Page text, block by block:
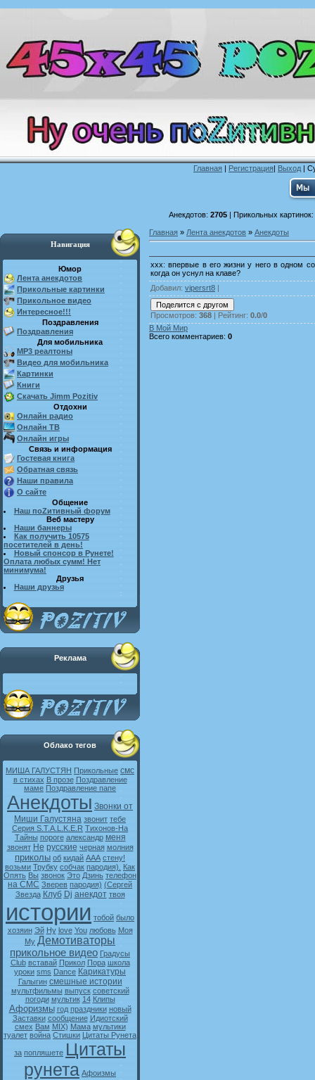
Главная | Регистрация| Выход |
Анекдотов: 2705| Прикольных картинок:
Навигация
Юмор
Лента анекдотов
Прикольные картинки
Прикольное видео
Интересное!!!
Поздравления
Поздравления
Для мобильника
MP3 реалтоны
Видео для мобильника
Картинки
Книги
Скачать Jimm Pozitiv
Отдохни
Онлайн радио
Онлайн ТВ
Онлайн игры
Связь и информация
Гостевая книга
Обратная связь
Наши правила
О сайте
Общение
Наш поZитивный форум
Веб мастеру
Наши баннеры
Как получить 10575
посетителей в день!
Новый спонсор в Рунете!
Оплата любых сумм! Нет
минимума!
Друзья
Наши друзья
Реклама
Облако тегов
МИША ГАЛУСТЯН Прикольные смс
в стихах В прозе Поздравление
маме Поздравление папе
Анекдоты Звонки от
Миши Галустяна звонит тебе
Серия S.T.A.L.K.E.R Тихонов-На
Тайны пороге александр меня
звонят Не русские черная молния
приколы об кидай ААА стену!
возьми Трубку собчак пародия). Как
Опять Вы звонок Это Дзинь телефон
на СМС Зверев пародия) (Сергей
Звезда Клуб Dj анекдот твоя
истории тобой было
хозяин Эй Ну love You любовь Моя
My Демотиваторы
прикольное видео Градусы
Club вставай Прикол Пора школа
уроки sms Dance Карикатуры
Галыгин смешные истории
мультфильмы выпуск советский
погоди мультик 14 Клипы
Афоризмы год праздники новый
Заставки сообщение Идиотский
смех Вам MIX) Мама мультики
туалет война Стишки Цитаты Рунета
за попляшете Цитаты
рунета Афоизмы
Главная » Лента анекдотов » Анекдоты
xxx: впервые в его жизни у него в одном
когда он уснул на клаве?
Добавил: vipersrt8 |
Просмотров: 368 | Рейтинг: 0.0/0
В Мой Мир
Всего комментариев: 0